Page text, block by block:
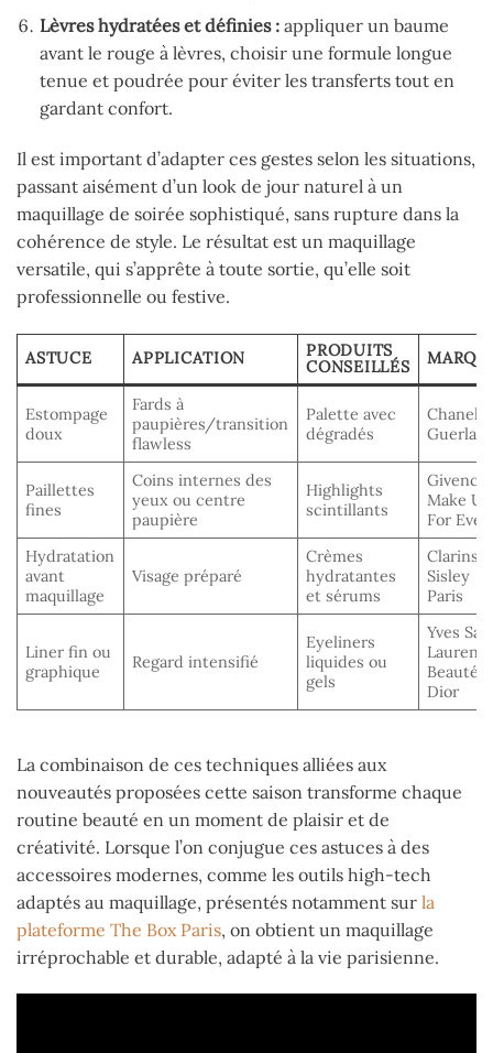
Lèvres hydratées et définies :appliquer un baume
avant le rouge à lèvres, choisir une formule longue
tenue et poudrée pour éviter les transferts tout en
gardant confort.
Il est important d’adapter ces gestes selon les situations,
passant aisément d’un look de jour naturel à un
maquillage de soirée sophistiqué, sans rupture dans la
cohérence de style. Le résultat est un maquillage
versatile, qui s’apprête à toute sortie, qu’elle soit
professionnelle ou festive.
ASTUCE APPLICATION
PRODUITS
CONSEILLÉS
Estompage
doux
Fards à
paupières/transition
flawless
Palette avec
dégradés
Chanel,
Guerlain
Paillettes
fines
Coins internes des
yeux ou centre
paupière
Highlights
scintillants
Make Up
For Ever
Hydratation
avant
maquillage
Visage préparé
Crèmes
hydratantes
et sérums
Clarins,
Sisley
Paris
Liner fin ou
graphique
Regard intensifié
Eyeliners
liquides ou
gels
Yves
Laurent
Beauté,
Dior
La combinaison de ces techniques alliées aux
nouveautés proposées cette saison transforme chaque
routine beauté en un moment de plaisir et de
créativité. Lorsque l’on conjugue ces astuces à des
accessoires modernes, comme les outils high-tech
adaptés au maquillage, présentés notamment sur la
plateforme The Box Paris, on obtient un maquillage
irréprochable et durable, adapté à la vie parisienne.